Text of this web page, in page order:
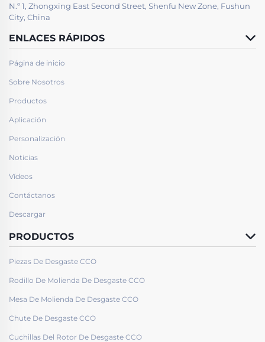
N.º 1, Zhongxing East Second Street, Shenfu New Zone, Fushun
City, China
ENLACES RÁPIDOS
Página de inicio
Sobre Nosotros
Productos
Aplicación
Personalización
Noticias
Vídeos
Contáctanos
Descargar
PRODUCTOS
Piezas De Desgaste CCO
Rodillo De Molienda De Desgaste CCO
Mesa De Molienda De Desgaste CCO
Chute De Desgaste CCO
Cuchillas Del Rotor De Desgaste CCO